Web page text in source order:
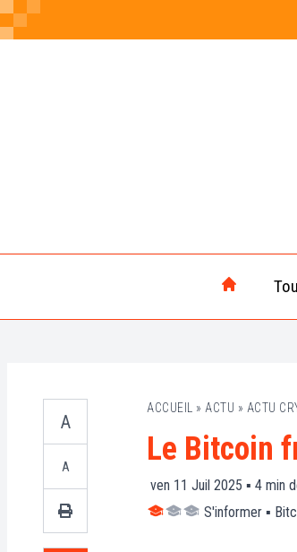
A
A
ACCUEIL » ACTU » ACTU
Le Bitcoin
ven 11 Juil 2025 ▪ 4 min
S'informer ▪